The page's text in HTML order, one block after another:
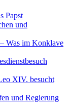
Papst
und
Was im Konklave
XIV. besucht
und Regierung